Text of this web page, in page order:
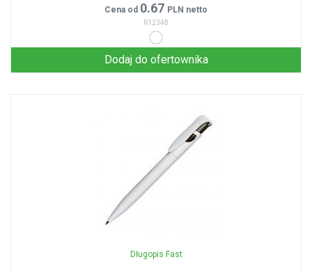
Cena od 0.67 PLN netto
R12348
Dodaj do ofertownika
Długopis Fast